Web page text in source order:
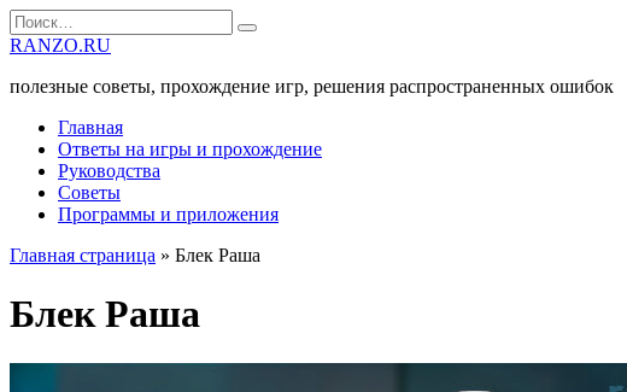
Перейти
к
Search
for:
RANZO.RU
полезные советы, прохождение игр, решения распространенных ошибок
Главная
Ответы на игры и прохождение
Руководства
Советы
Программы и приложения
Главная страница » Блек Раша
Блек Раша